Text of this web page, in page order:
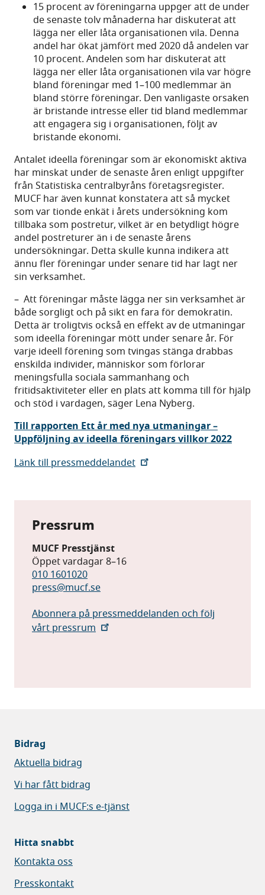
Pressrum
MUCF Presstjänst
Öppet vardagar 8–16
010 1601020
press@mucf.se
Abonnera på pressmeddelanden och följ
vårt pressrum
15 procent av föreningarna uppger att de under
de senaste tolv månaderna har diskuterat att
lägga ner eller låta organisationen vila. Denna
andel har ökat jämfört med 2020 då andelen var
10 procent. Andelen som har diskuterat att
lägga ner eller låta organisationen vila var högre
bland föreningar med 1–100 medlemmar än
bland större föreningar. Den vanligaste orsaken
är bristande intresse eller tid bland medlemmar
att engagera sig i organisationen, följt av
bristande ekonomi.
Antalet ideella föreningar som är ekonomiskt aktiva
har minskat under de senaste åren enligt uppgifter
från Statistiska centralbyråns företagsregister.
MUCF har även kunnat konstatera att så mycket
som var tionde enkät i årets undersökning kom
tillbaka som postretur, vilket är en betydligt högre
andel postreturer än i de senaste årens
undersökningar. Detta skulle kunna indikera att
ännu fler föreningar under senare tid har lagt ner
sin verksamhet.
– Att föreningar måste lägga ner sin verksamhet är
både sorgligt och på sikt en fara för demokratin.
Detta är troligtvis också en effekt av de utmaningar
som ideella föreningar mött under senare år. För
varje ideell förening som tvingas stänga drabbas
enskilda individer, människor som förlorar
meningsfulla sociala sammanhang och
fritidsaktiviteter eller en plats att komma till för hjälp
och stöd i vardagen, säger Lena Nyberg.
Till rapporten Ett år med nya utmaningar –
Uppföljning av ideella föreningars villkor 2022
Länk till pressmeddelandet
Bidrag
Aktuella bidrag
Vi har fått bidrag
Logga in i MUCF:s e-tjänst
Hitta snabbt
Kontakta oss
Presskontakt